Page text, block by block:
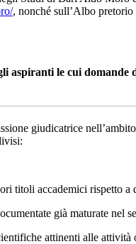
, nonché sull’Albo
aspiranti le cui domande
giudicatrice
accademici rispetto a
già maturate nel
attinenti alle attività